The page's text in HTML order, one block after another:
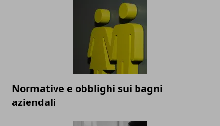
Normative e obblighi sui bagni
aziendali